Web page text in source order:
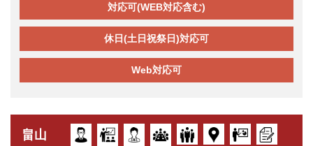
対応可(WEB対応含む)
休日(土日祝祭日)対応可
Web対応可
畠山